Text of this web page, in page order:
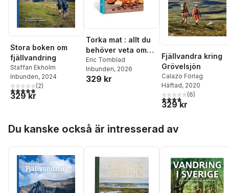
Stora boken om
fjällvandring
Staffan Ekholm
Inbunden, 2024
5,0utav 5 stjärnor. Totalt antal röster:
(2)
329 kr
Torka mat : allt du
behöver veta om
utrustning och
metoder för att ta
tillvara frukt,
Eric Tornblad
Inbunden, 2026
329 kr
Fjällvandra kring
Grövelsjön
Calazo Förlag
Häftad, 2020
3,8utav 5 stjärnor.
(6)
329 kr
Du kanske också är intresserad av